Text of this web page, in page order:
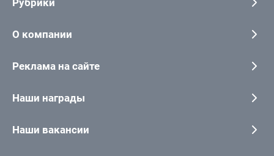
О компании
Реклама на сайте
Наши награды
Наши вакансии